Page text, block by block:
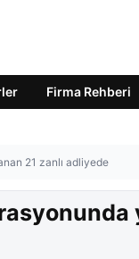
Firma Rehberi
21 zanlı adliyede